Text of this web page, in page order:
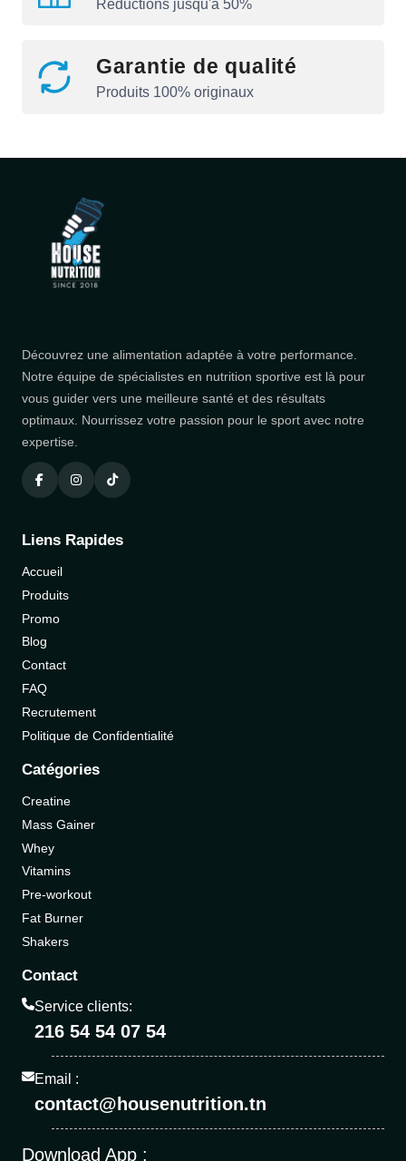
Réductions jusqu'à 50%
Garantie de qualité
Produits 100% originaux
Découvrez une alimentation adaptée à votre performance.
Notre équipe de spécialistes en nutrition sportive est là pour
vous guider vers une meilleure santé et des résultats
optimaux. Nourrissez votre passion pour le sport avec notre
expertise.
Liens Rapides
Accueil
Produits
Promo
Blog
Contact
FAQ
Recrutement
Politique de Confidentialité
Catégories
Creatine
Mass Gainer
Whey
Vitamins
Pre-workout
Fat Burner
Shakers
Contact
Service clients:
216 54 54 07 54
Email :
contact@housenutrition.tn
Download App :